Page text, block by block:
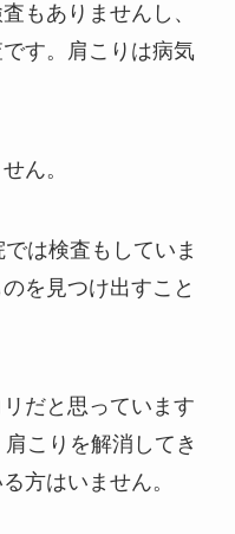
もありませんし、
す。肩こりは病気
ん。
は検査もしていま
を見つけ出すこと
だと思っています
こりを解消してき
方はいません。